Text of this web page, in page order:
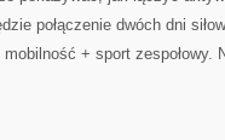
połączenie dwóch dni
mobilność + sport